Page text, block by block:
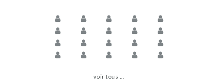
voir tous ...